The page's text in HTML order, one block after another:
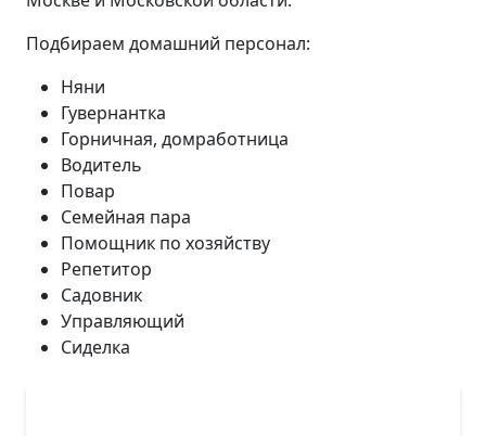
Подбираем домашний персонал:
Няни
Гувернантка
Горничная, домработница
Водитель
Повар
Семейная пара
Помощник по хозяйству
Репетитор
Садовник
Управляющий
Сиделка